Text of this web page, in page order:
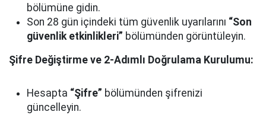
bölümüne gidin.
Son 28 gün içindeki tüm güvenlik uyarılarını “Son
güvenlik etkinlikleri” bölümünden görüntüleyin.
Şifre Değiştirme ve 2-Adımlı Doğrulama Kurulumu:
Hesapta “Şifre” bölümünden şifrenizi
güncelleyin.